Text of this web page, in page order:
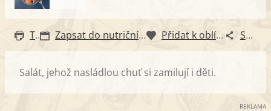
Tisk Zapsat do nutričního diáře Přidat k oblíbeným Sdílet
Salát, jehož nasládlou chuť si zamilují i děti.
REKLAMA